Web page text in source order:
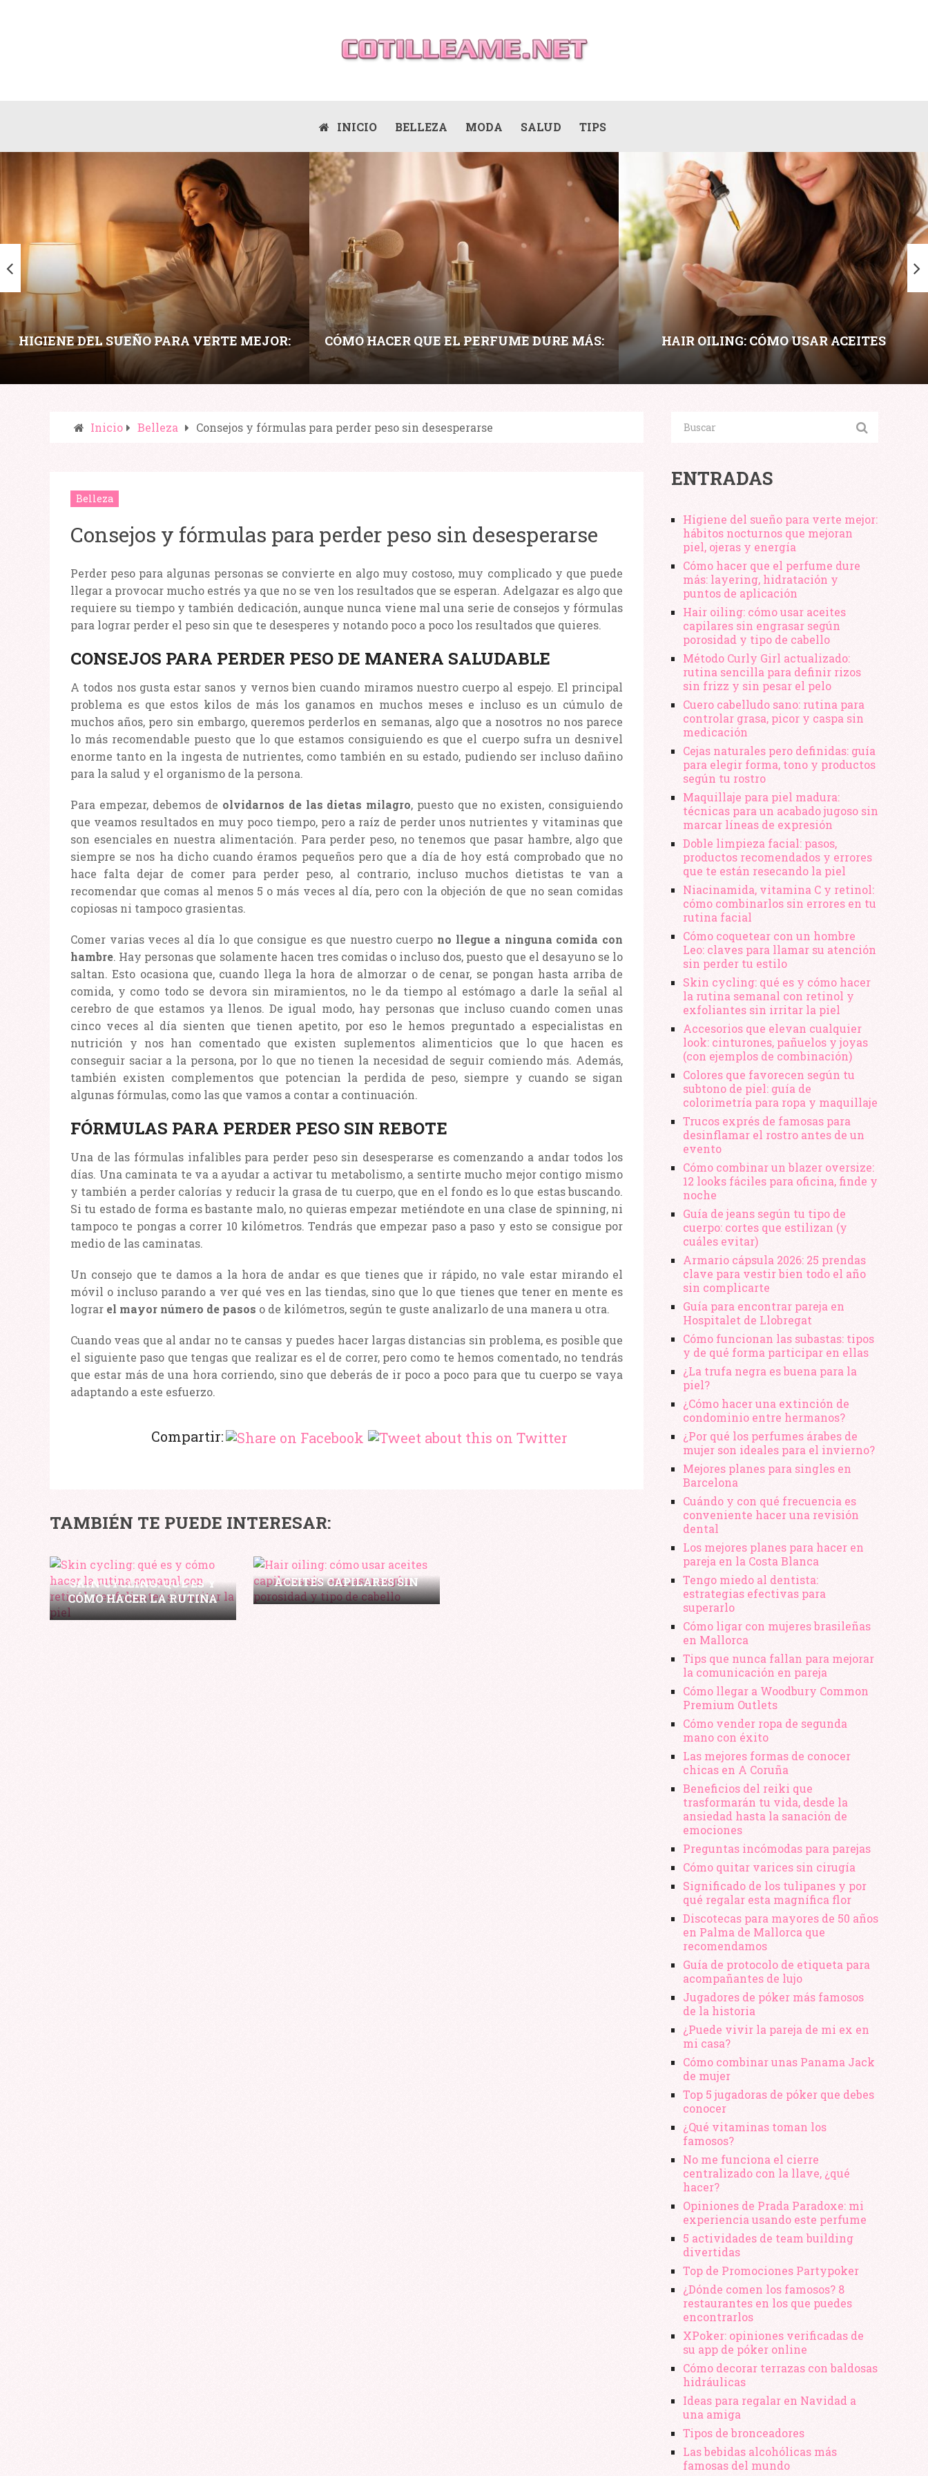
INICIO BELLEZA MODA SALUD TIPS
HIGIENE DEL SUEÑO PARA VERTE MEJOR:
HÁBITOS NOCTURNOS QUE MEJORAN PIEL,
OJERAS Y ENERGÍA
CÓMO HACER QUE EL PERFUME DURE MÁS:
LAYERING, HIDRATACIÓN Y PUNTOS DE
HAIR OILING: CÓMO USAR ACEITES
CAPILARES SIN ENGRASAR SEGÚN
POROSIDAD Y TIPO DE CABELLO
Inicio Belleza Consejos y fórmulas para perder peso sin desesperarse
Belleza
Consejos y fórmulas para perder peso sin desesperarse
Perder peso para algunas personas se convierte en algo muy costoso, muy complicado y que puede
llegar a provocar mucho estrés ya que no se ven los resultados que se esperan. Adelgazar es algo que
requiere su tiempo y también dedicación, aunque nunca viene mal una serie de consejos y fórmulas
para lograr perder el peso sin que te desesperes y notando poco a poco los resultados que quieres.
CONSEJOS PARA PERDER PESO DE MANERA SALUDABLE
A todos nos gusta estar sanos y vernos bien cuando miramos nuestro cuerpo al espejo. El principal
problema es que estos kilos de más los ganamos en muchos meses e incluso es un cúmulo de
muchos años, pero sin embargo, queremos perderlos en semanas, algo que a nosotros no nos parece
lo más recomendable puesto que lo que estamos consiguiendo es que el cuerpo sufra un desnivel
enorme tanto en la ingesta de nutrientes, como también en su estado, pudiendo ser incluso dañino
para la salud y el organismo de la persona.
Para empezar, debemos de olvidarnos de las dietas milagro, puesto que no existen, consiguiendo
que veamos resultados en muy poco tiempo, pero a raíz de perder unos nutrientes y vitaminas que
son esenciales en nuestra alimentación. Para perder peso, no tenemos que pasar hambre, algo que
siempre se nos ha dicho cuando éramos pequeños pero que a día de hoy está comprobado que no
hace falta dejar de comer para perder peso, al contrario, incluso muchos dietistas te van a
recomendar que comas al menos 5 o más veces al día, pero con la objeción de que no sean comidas
copiosas ni tampoco grasientas.
Comer varias veces al día lo que consigue es que nuestro cuerpo no llegue a ninguna comida con
hambre. Hay personas que solamente hacen tres comidas o incluso dos, puesto que el desayuno se lo
saltan. Esto ocasiona que, cuando llega la hora de almorzar o de cenar, se pongan hasta arriba de
comida, y como todo se devora sin miramientos, no le da tiempo al estómago a darle la señal al
cerebro de que estamos ya llenos. De igual modo, hay personas que incluso cuando comen unas
cinco veces al día sienten que tienen apetito, por eso le hemos preguntado a especialistas en
nutrición y nos han comentado que existen suplementos alimenticios que lo que hacen es
conseguir saciar a la persona, por lo que no tienen la necesidad de seguir comiendo más. Además,
también existen complementos que potencian la perdida de peso, siempre y cuando se sigan
algunas fórmulas, como las que vamos a contar a continuación.
FÓRMULAS PARA PERDER PESO SIN REBOTE
Una de las fórmulas infalibles para perder peso sin desesperarse es comenzando a andar todos los
días. Una caminata te va a ayudar a activar tu metabolismo, a sentirte mucho mejor contigo mismo
y también a perder calorías y reducir la grasa de tu cuerpo, que en el fondo es lo que estas buscando.
Si tu estado de forma es bastante malo, no quieras empezar metiéndote en una clase de spinning, ni
tampoco te pongas a correr 10 kilómetros. Tendrás que empezar paso a paso y esto se consigue por
medio de las caminatas.
Un consejo que te damos a la hora de andar es que tienes que ir rápido, no vale estar mirando el
móvil o incluso parando a ver qué ves en las tiendas, sino que lo que tienes que tener en mente es
lograr el mayor número de pasos o de kilómetros, según te guste analizarlo de una manera u otra.
Cuando veas que al andar no te cansas y puedes hacer largas distancias sin problema, es posible que
el siguiente paso que tengas que realizar es el de correr, pero como te hemos comentado, no tendrás
que estar más de una hora corriendo, sino que deberás de ir poco a poco para que tu cuerpo se vaya
adaptando a este esfuerzo.
Compartir:
TAMBIÉN TE PUEDE INTERESAR:
SKIN CYCLING: QUÉ ES Y
CÓMO HACER LA RUTINA
SEMANAL CON RETINOL Y
HAIR OILING: CÓMO USAR
ACEITES CAPILARES SIN
ENGRASAR SEGÚN
ENTRADAS
Higiene del sueño para verte mejor:
hábitos nocturnos que mejoran
piel, ojeras y energía
Cómo hacer que el perfume dure
más: layering, hidratación y
puntos de aplicación
Hair oiling: cómo usar aceites
capilares sin engrasar según
porosidad y tipo de cabello
Método Curly Girl actualizado:
rutina sencilla para definir rizos
sin frizz y sin pesar el pelo
Cuero cabelludo sano: rutina para
controlar grasa, picor y caspa sin
medicación
Cejas naturales pero definidas: guía
para elegir forma, tono y productos
según tu rostro
Maquillaje para piel madura:
técnicas para un acabado jugoso sin
marcar líneas de expresión
Doble limpieza facial: pasos,
productos recomendados y errores
que te están resecando la piel
Niacinamida, vitamina C y retinol:
cómo combinarlos sin errores en tu
rutina facial
Cómo coquetear con un hombre
Leo: claves para llamar su atención
sin perder tu estilo
Skin cycling: qué es y cómo hacer
la rutina semanal con retinol y
exfoliantes sin irritar la piel
Accesorios que elevan cualquier
look: cinturones, pañuelos y joyas
(con ejemplos de combinación)
Colores que favorecen según tu
subtono de piel: guía de
colorimetría para ropa y maquillaje
Trucos exprés de famosas para
desinflamar el rostro antes de un
evento
Cómo combinar un blazer oversize:
12 looks fáciles para oficina, finde y
noche
Guía de jeans según tu tipo de
cuerpo: cortes que estilizan (y
cuáles evitar)
Armario cápsula 2026: 25 prendas
clave para vestir bien todo el año
sin complicarte
Guía para encontrar pareja en
Hospitalet de Llobregat
Cómo funcionan las subastas: tipos
y de qué forma participar en ellas
¿La trufa negra es buena para la
piel?
¿Cómo hacer una extinción de
condominio entre hermanos?
¿Por qué los perfumes árabes de
mujer son ideales para el invierno?
Mejores planes para singles en
Barcelona
Cuándo y con qué frecuencia es
conveniente hacer una revisión
dental
Los mejores planes para hacer en
pareja en la Costa Blanca
Tengo miedo al dentista:
estrategias efectivas para
superarlo
Cómo ligar con mujeres brasileñas
en Mallorca
Tips que nunca fallan para mejorar
la comunicación en pareja
Cómo llegar a Woodbury Common
Premium Outlets
Cómo vender ropa de segunda
mano​ con éxito
Las mejores formas de conocer
chicas en A Coruña
Beneficios del reiki que
trasformarán tu vida, desde la
ansiedad hasta la sanación de
emociones
Preguntas incómodas para parejas
Cómo quitar varices sin cirugía
Significado de los tulipanes y por
qué regalar esta magnífica flor
Discotecas para mayores de 50 años
en Palma de Mallorca que
recomendamos
Guía de protocolo de etiqueta para
acompañantes de lujo
Jugadores de póker más famosos
de la historia
¿Puede vivir la pareja de mi ex en
mi casa?
Cómo combinar unas Panama Jack
de mujer
Top 5 jugadoras de póker que debes
conocer
¿Qué vitaminas toman los
famosos?
No me funciona el cierre
centralizado con la llave, ¿qué
hacer?
Opiniones de Prada Paradoxe: mi
experiencia usando este perfume
5 actividades de team building
divertidas
Top de Promociones Partypoker
¿Dónde comen los famosos? 8
restaurantes en los que puedes
encontrarlos
XPoker: opiniones verificadas de
su app de póker online
Cómo decorar terrazas con baldosas
hidráulicas
Ideas para regalar en Navidad a
una amiga
Tipos de bronceadores
Las bebidas alcohólicas más
famosas del mundo